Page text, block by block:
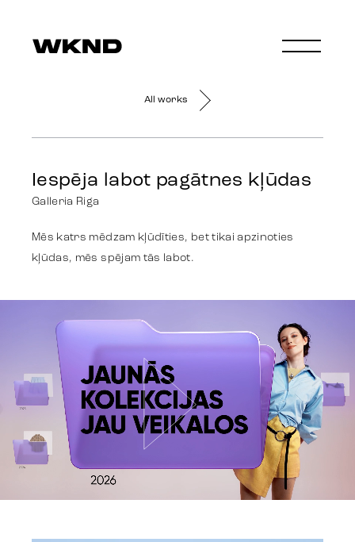
All works
Iespēja labot pagātnes kļūdas
Galleria Riga
Mēs katrs mēdzam kļūdīties, bet tikai apzinoties
kļūdas, mēs spējam tās labot.